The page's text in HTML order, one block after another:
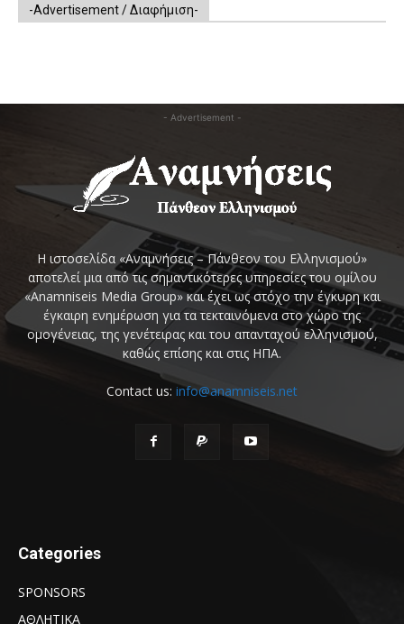
-Advertisement / Διαφήμιση-
- Advertisement -
Η ιστοσελίδα «Αναμνήσεις – Πάνθεον του Ελληνισμού»
αποτελεί μια από τις σημαντικότερες υπηρεσίες του ομίλου
«Anamniseis Media Group» και έχει ως στόχο την έγκυρη και
έγκαιρη ενημέρωση για τα τεκταινόμενα στο χώρο της
ομογένειας, της γενέτειρας και του απανταχού ελληνισμού,
καθώς επίσης και στις ΗΠΑ.
Contact us: info@anamniseis.net
Categories
SPONSORS
ΑΘΛΗΤΙΚΑ